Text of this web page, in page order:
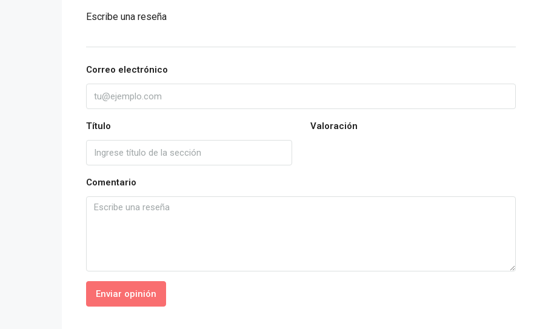
Escribe una reseña
Correo electrónico
Título Valoración
Comentario
Enviar opinión